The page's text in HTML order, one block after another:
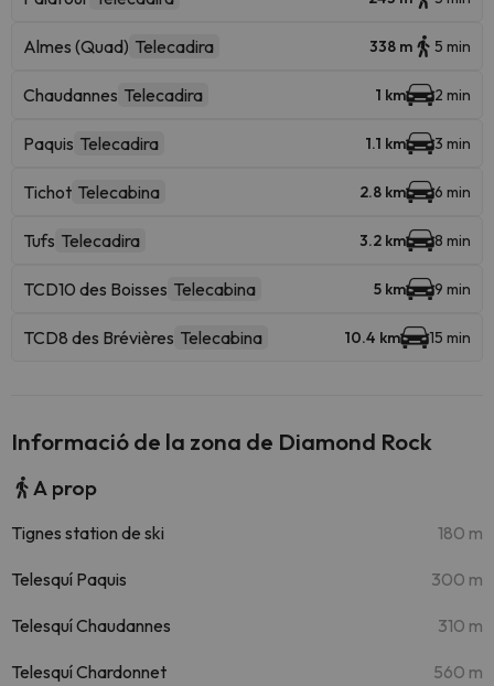
Almes (Quad) Telecadira 338 m 5 min
Chaudannes Telecadira 1 km 2 min
Paquis Telecadira 1.1 km 3 min
Tichot Telecabina 2.8 km 6 min
Tufs Telecadira 3.2 km 8 min
TCD10 des Boisses Telecabina 5 km 9 min
TCD8 des Brévières Telecabina 10.4 km 15 min
Informació de la zona de Diamond Rock
A prop
Tignes station de ski 180 m
Telesquí Paquis 300 m
Telesquí Chaudannes 310 m
Telesquí Chardonnet 560 m